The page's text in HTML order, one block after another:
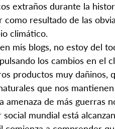
extraños durante la
resultado de las
climático.
mis blogs, no estoy del
los cambios en el
productos muy dañinos,
que nos
de más guerras
mundial está